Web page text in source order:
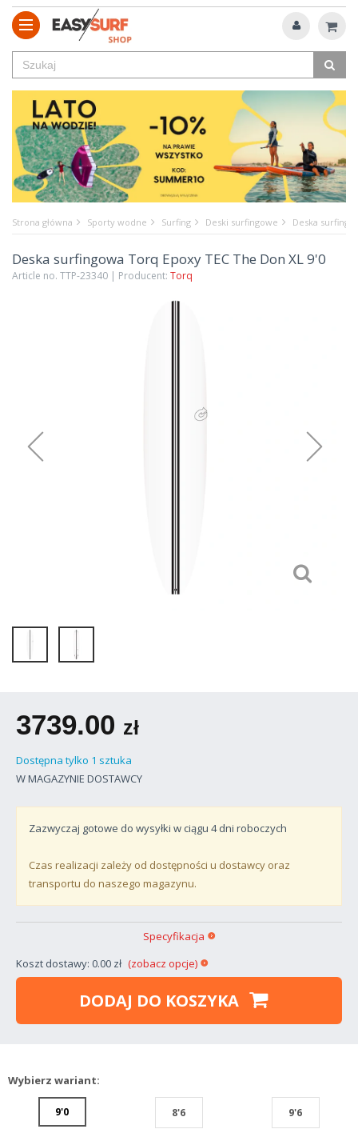
Strona główna Sporty wodne Surfing Deski surfingowe Deska
Deska surfingowa Torq Epoxy TEC The Don XL 9'0
Article no. TTP-23340 | Producent: Torq
3739.00 zł
Dostępna tylko 1 sztuka
W MAGAZYNIE DOSTAWCY
Zazwyczaj gotowe do wysyłki w ciągu 4dni roboczych
Czas realizacji zależy od dostępności u dostawcy oraz
transportu do naszego magazynu.
Koszt dostawy: 0.00 zł (zobacz opcje)
Specyfikacja
DODAJ DO KOSZYKA
Wybierz wariant:
9'0 8'6 9'6